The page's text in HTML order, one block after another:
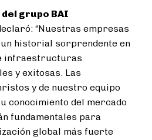
grupo BAI
“Nuestras empresas
un historial sorprendente en
infraestructuras
y exitosas. Las
y de nuestro equipo
conocimiento del mercado
fundamentales para
global más fuerte